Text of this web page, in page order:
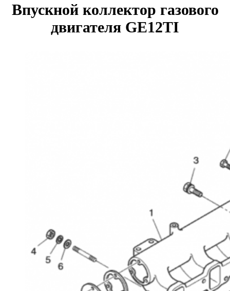
Впускной коллектор газового
двигателя GE12TI